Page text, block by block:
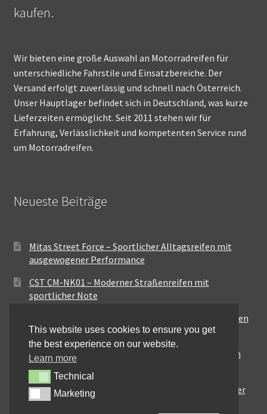
kaufen.
Wir bieten eine große Auswahl an Motorradreifen für
unterschiedliche Fahrstile und Einsatzbereiche. Der
Versand erfolgt zuverlässig und schnell nach Österreich.
Unser Hauptlager befindet sich in Deutschland, was kurze
Lieferzeiten ermöglicht. Seit 2011 stehen wir für
Erfahrung, Verlässlichkeit und kompetenten Service rund
um Motorradreifen.
Neueste Beiträge
Mitas Street Force – Sportlicher Alltagsreifen mit
ausgewogener Performance
CST CM-NK01 – Moderner Straßenreifen mit
sportlicher Note
Maxxis MA-ST3 – Ausgewogener Sport-Touring-Reifen
für vielseitige Einsätze
Pirelli City Demon – Zuverlässigkeit für den urbanen
Alltag
Metzeler Perfect ME77 – Klassische Optik mit solider
Straßenperformance
This website uses cookies to ensure you get
the best experience on our website.
Learn more
TechnicalTechnical
MarketingMarketing